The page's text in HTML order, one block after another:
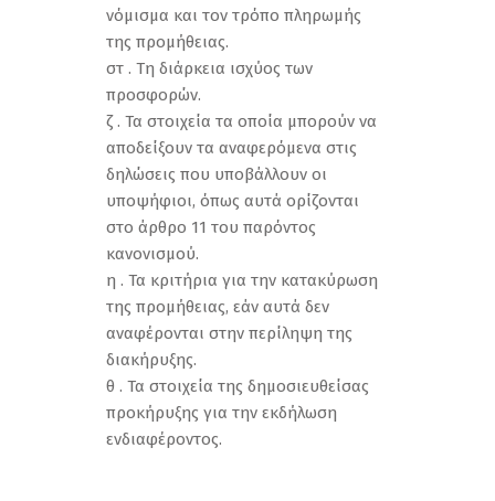
νόμισμα και τον τρόπο πληρωμής
της προμήθειας.
στ . Τη διάρκεια ισχύος των
προσφορών.
ζ . Τα στοιχεία τα οποία μπορούν να
αποδείξουν τα αναφερόμενα στις
δηλώσεις που υποβάλλουν οι
υποψήφιοι, όπως αυτά ορίζονται
στο άρθρο 11 του παρόντος
κανονισμού.
η . Τα κριτήρια για την κατακύρωση
της προμήθειας, εάν αυτά δεν
αναφέρονται στην περίληψη της
διακήρυξης.
θ . Τα στοιχεία της δημοσιευθείσας
προκήρυξης για την εκδήλωση
ενδιαφέροντος.